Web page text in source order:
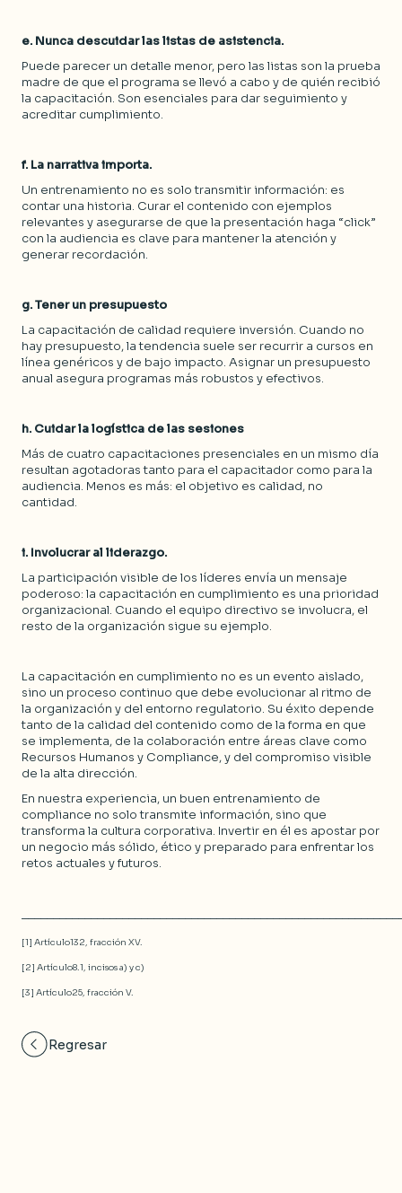
e. Nunca descuidar las listas de asistencia.
Puede parecer un detalle menor, pero las listas son la prueba
madre de que el programa se llevó a cabo y de quién recibió
la capacitación. Son esenciales para dar seguimiento y
acreditar cumplimiento.
f. La narrativa importa.
Un entrenamiento no es solo transmitir información: es
contar una historia. Curar el contenido con ejemplos
relevantes y asegurarse de que la presentación haga “click”
con la audiencia es clave para mantener la atención y
generar recordación.
g. Tener un presupuesto
La capacitación de calidad requiere inversión. Cuando no
hay presupuesto, la tendencia suele ser recurrir a cursos en
línea genéricos y de bajo impacto. Asignar un presupuesto
anual asegura programas más robustos y efectivos.
h. Cuidar la logística de las sesiones
Más de cuatro capacitaciones presenciales en un mismo día
resultan agotadoras tanto para el capacitador como para la
audiencia. Menos es más: el objetivo es calidad, no
cantidad.
i. Involucrar al liderazgo.
La participación visible de los líderes envía un mensaje
poderoso: la capacitación en cumplimiento es una prioridad
organizacional. Cuando el equipo directivo se involucra, el
resto de la organización sigue su ejemplo.
La capacitación en cumplimiento no es un evento aislado,
sino un proceso continuo que debe evolucionar al ritmo de
la organización y del entorno regulatorio. Su éxito depende
tanto de la calidad del contenido como de la forma en que
se implementa, de la colaboración entre áreas clave como
Recursos Humanos y Compliance, y del compromiso visible
de la alta dirección.
En nuestra experiencia, un buen entrenamiento de
compliance no solo transmite información, sino que
transforma la cultura corporativa. Invertir en él es apostar por
un negocio más sólido, ético y preparado para enfrentar los
retos actuales y futuros.
[1] Artículo132, fracción XV.
[2] Artículo8.1, incisos a) y c)
[3] Artículo25, fracción V.
Regresar